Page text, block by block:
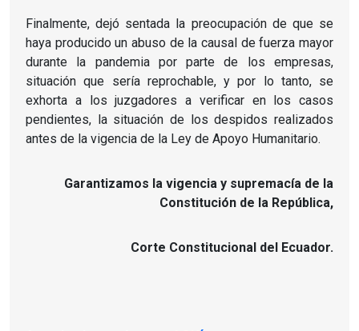
Finalmente, dejó sentada la preocupación de que se
haya producido un abuso de la causal de fuerza mayor
durante la pandemia por parte de los empresas,
situación que sería reprochable, y por lo tanto, se
exhorta a los juzgadores a verificar en los casos
pendientes, la situación de los despidos realizados
antes de la vigencia de la Ley de Apoyo Humanitario.
Garantizamos la vigencia y supremacía de la
Constitución de la República,
Corte Constitucional del Ecuador.